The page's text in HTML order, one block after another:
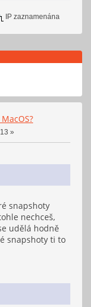
IP zaznamenána
»
snapshoty
nechceš,
udělá hodně
snapshoty ti to